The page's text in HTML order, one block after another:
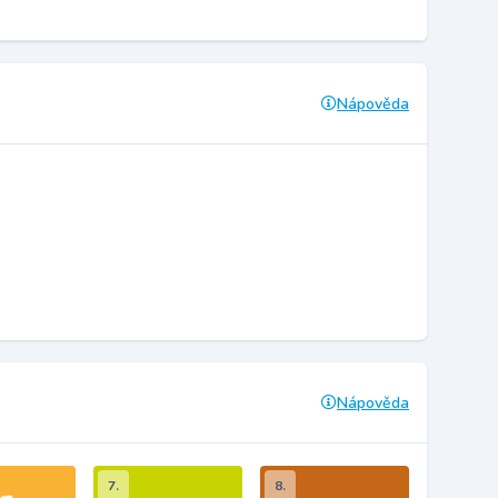
Nápověda
Nápověda
7. 8.